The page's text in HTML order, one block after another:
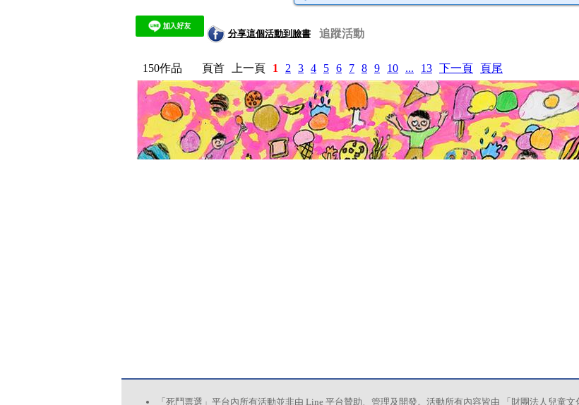
分享這個活動到臉書 追蹤活動
「死鬥票選」平台內所有活動並非由 Line 平台贊助、管理及開發。活動所有內容皆由 「財團法人兒童